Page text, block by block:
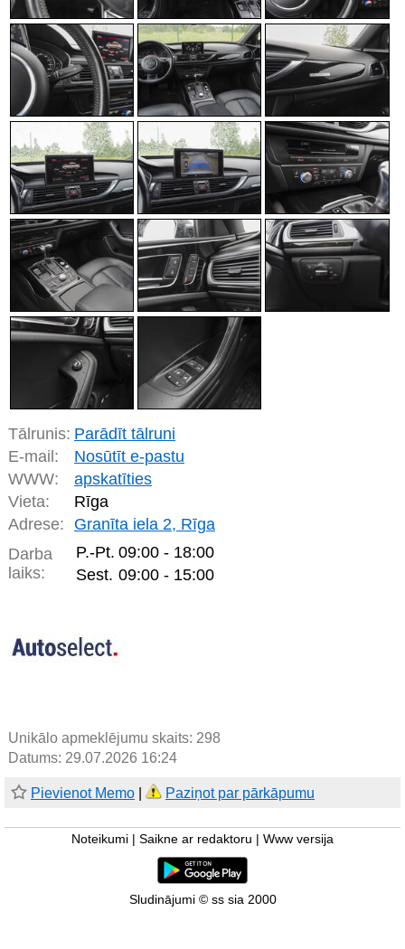
Tālrunis: Parādīt tālruni
E-mail:
Nosūtīt e-pastu
WWW:
apskatīties
Vieta:
Rīga
Adrese:
Granīta iela 2, Rīga
Darba
laiks:
P.-Pt. 09:00 - 18:00
Sest. 09:00 - 15:00
Unikālo apmeklējumu skaits: 298
Datums: 29.07.2026 16:24
Pievienot Memo Paziņot par pārkāpumu
Noteikumi Saikne ar redaktoru Www versija
Sludinājumi © ss sia 2000